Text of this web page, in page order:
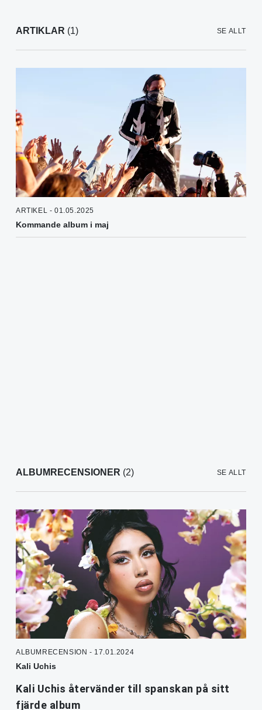
ARTIKLAR (1) SE ALLT
ARTIKEL - 01.05.2025
Kommande album i maj
ALBUMRECENSIONER (2) SE ALLT
ALBUMRECENSION - 17.01.2024
Kali Uchis
Kali Uchis återvänder till spanskan på sitt
fjärde album